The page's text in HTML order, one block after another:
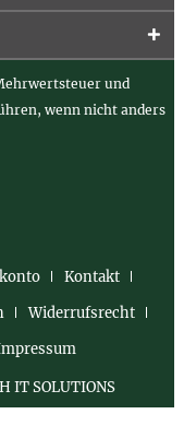
und
wenn nicht anders
Kontakt
Widerrufsrecht
IT SOLUTIONS